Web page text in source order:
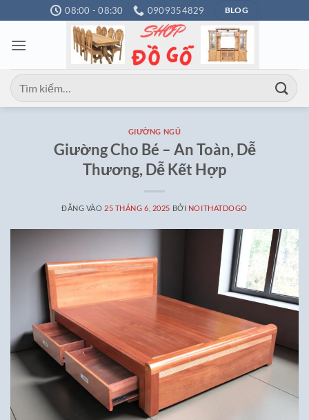
qua
nội
08:00 - 08:30 0909354829 BLOG
Tìm
kiếm:
GIƯỜNG NGỦ
Giường Cho Bé – An Toàn, Dễ
Thương, Dễ Kết Hợp
ĐĂNG VÀO 25 THÁNG 6, 2025 BỞI NOITHATDOGO